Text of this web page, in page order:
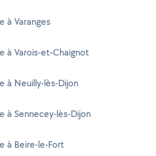
à Varanges
à Varois-et-Chaignot
à Neuilly-lès-Dijon
à Sennecey-lès-Dijon
à Beire-le-Fort